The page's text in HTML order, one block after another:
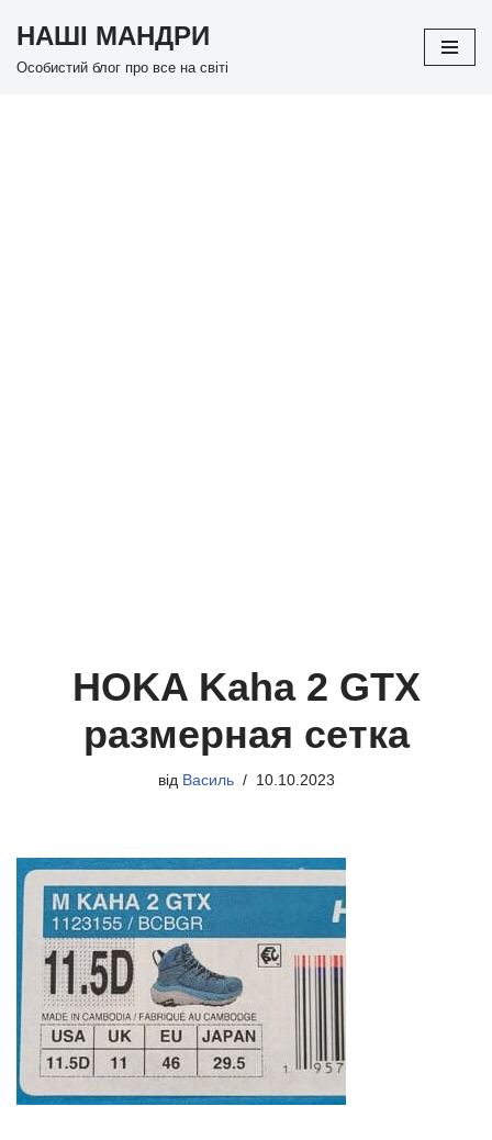
Перейти
НАШІ МАНДРИ
Особистий блог про все на світі
HOKA Kaha 2 GTX
размерная сетка
від Василь 10.10.2023